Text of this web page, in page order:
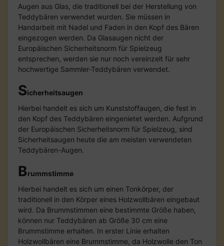
Augen aus Glas, die traditionell bei der Herstellung von
Teddybären verwendet wurden. Sie müssen in
Handarbeit mit Nadel und Faden in den Kopf des Bären
eingezogen werden. Da Glasaugen nicht der
Europäischen Sicherheitsnorm für Spielzeug
entsprechen, werden sie nur noch vereinzelt für sehr
hochwertige Sammler-Teddybären verwendet.
Sicherheitsaugen
Hierbei handelt es sich um Kunststoffaugen, die fest in
den Kopf des Teddybären eingenietet werden. Aufgrund
der Europäischen Sicherheitsnorm für Spielzeug, sind
Sicherheitsaugen heute die am meisten verwendeten
Teddybären-Augen.
Brummstimme
Hierbei handelt es sich um einen Tonkörper, der
traditionell in den Körper eines Holzwollbären eingebaut
wird. Da Brummstimmen eine bestimmte Größe haben,
können nur Teddybären ab Größe 30 cm eine
Brummstimme erhalten. In erster Linie erhalten
Holzwollbären eine Brummstimme, da Holzwolle den Ton